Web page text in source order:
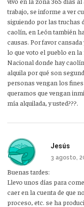
trabajo, se informe a ver
siguiendo por las truchas
caolín, en León también
causas. Por favor
lo que voto el pueblo en
Nacional donde hay
alquila por qué son
personas vengan los
queramos que vengan
mía alquilada, y usted???.
Jesús
3 agosto,
Buenas tardes:
Llevo unos días para
caer en la cuenta de que
proceso, etc. se ha